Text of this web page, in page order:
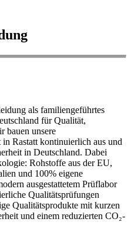
als familiengeführtes
für Qualität,
bauen unsere
Rastatt kontinuierlich aus und
in Deutschland. Dabei
Rohstoffe aus der EU,
und 100% eigene
ausgestattetem Prüflabor
Qualitätsprüfungen
Qualitätsprodukte mit kurzen
und einem reduzierten CO₂-